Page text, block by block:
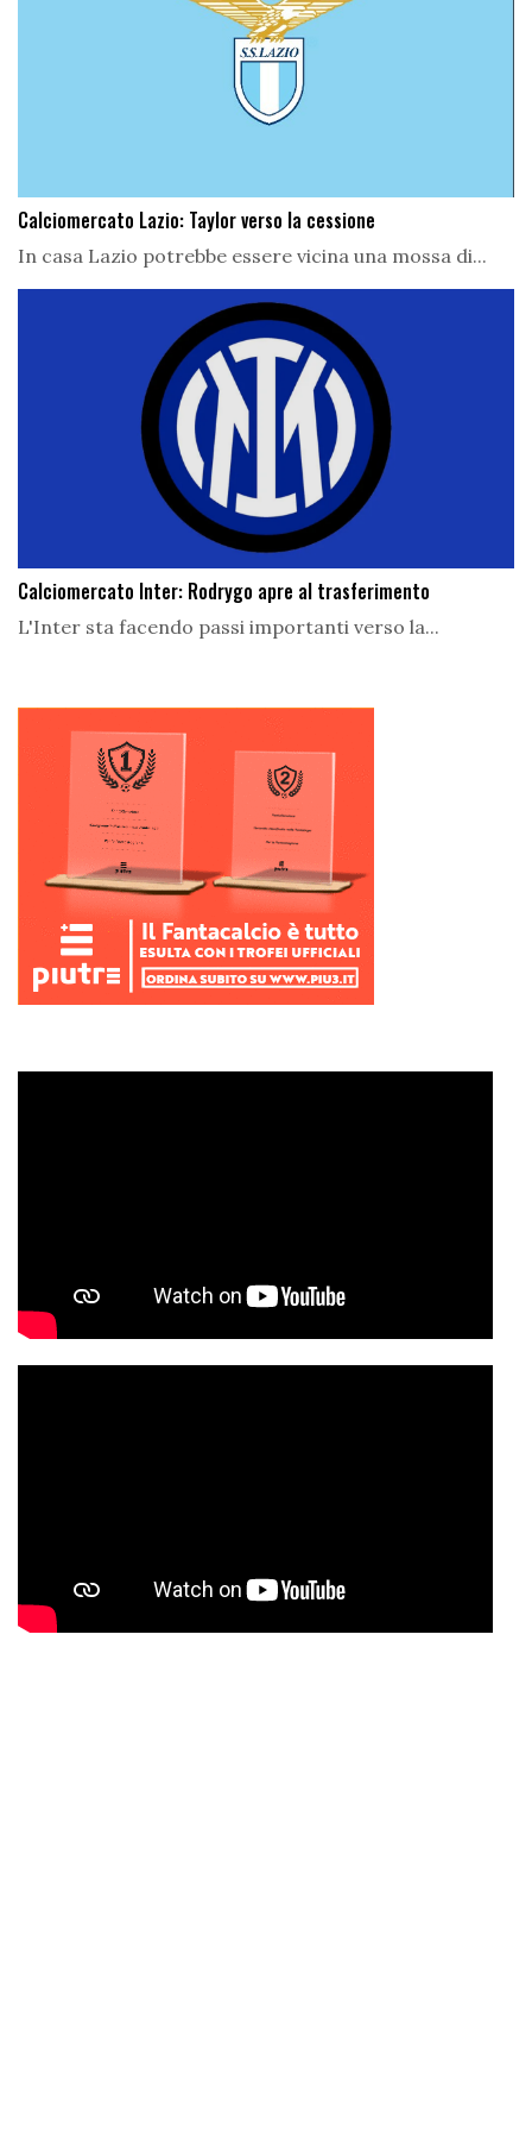
Calciomercato Lazio: Taylor verso la cessione
In casa Lazio potrebbe essere vicina una mossa di...
Calciomercato Inter: Rodrygo apre al trasferimento
L'Inter sta facendo passi importanti verso la...